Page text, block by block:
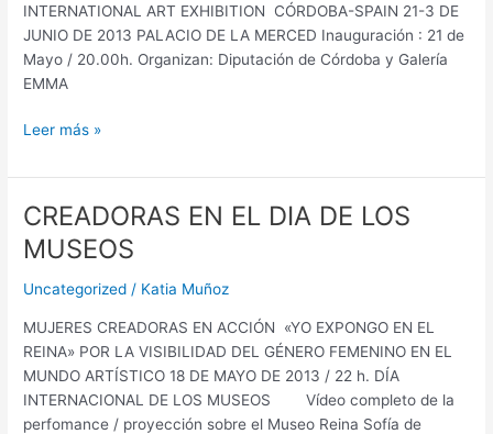
INTERNATIONAL ART EXHIBITION CÓRDOBA-SPAIN 21-3 DE
JUNIO DE 2013 PALACIO DE LA MERCED Inauguración : 21 de
Mayo / 20.00h. Organizan: Diputación de Córdoba y Galería
EMMA
Leer más »
CREADORAS EN EL DIA DE LOS
MUSEOS
Uncategorized / Katia Muñoz
MUJERES CREADORAS EN ACCIÓN «YO EXPONGO EN EL
REINA» POR LA VISIBILIDAD DEL GÉNERO FEMENINO EN EL
MUNDO ARTÍSTICO 18 DE MAYO DE 2013 / 22 h. DÍA
INTERNACIONAL DE LOS MUSEOS Vídeo completo de la
perfomance / proyección sobre el Museo Reina Sofía de
CREADORAS
EN
EL
DIA
LOS
MUSEOS